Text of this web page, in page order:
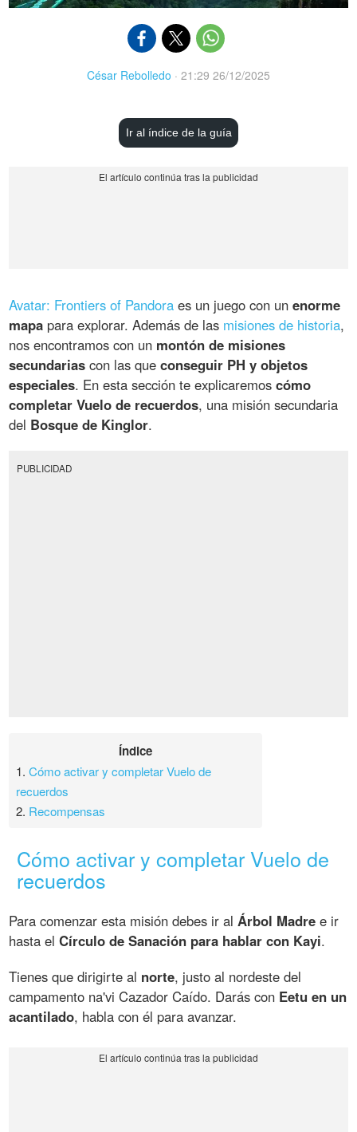
César Rebolledo · 21:29 26/12/2025
Ir al índice de la guía
Avatar: Frontiers of Pandora es un juego con unenorme
mapa para explorar. Además de las misiones de historia,
nos encontramos con un montón de misiones
secundarias con las queconseguir PH y objetos
especiales. En esta sección te explicaremoscómo
completar Vuelo de recuerdos, una misión secundaria
del Bosque de Kinglor.
PUBLICIDAD
Índice
1.Cómo activar y completar Vuelo de
recuerdos
2. Recompensas
Cómo activar y completar Vuelo de
recuerdos
Para comenzar esta misión debes ir alÁrbol Madre e ir
hasta elCírculo de Sanación para hablar con Kayi.
Tienes que dirigirte al norte, justo al nordeste del
campamento na'vi Cazador Caído. Darás con Eetu en un
acantilado, habla con él para avanzar.